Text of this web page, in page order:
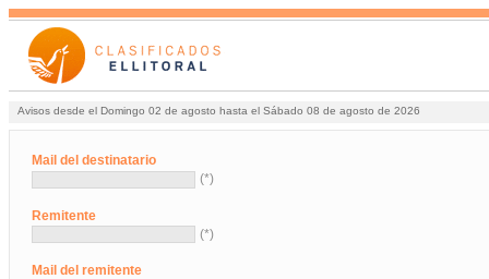
Avisos desde el Domingo 02 de agosto hasta el Sábado 08 de agosto de 2026
Mail del destinatario
(*)
Remitente
(*)
Mail del remitente